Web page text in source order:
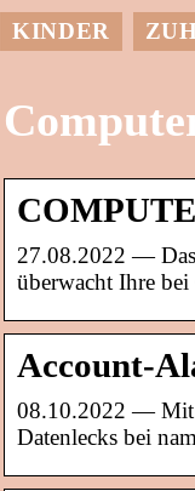
KINDER
27.08.2022 —
überwacht Ihre
Account-
08.10.2022 — Mit
Datenlecks bei